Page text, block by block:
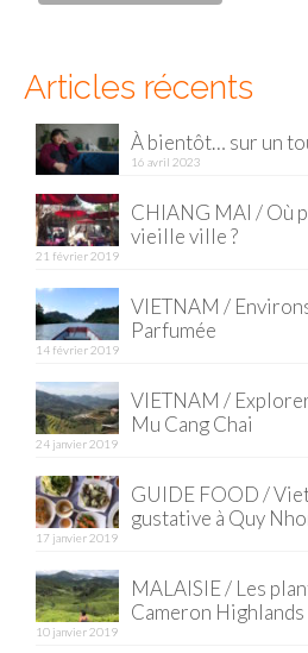
Copenhague
Portugal
Royaume-Uni
ALLEMAGNE
– Munich
BOLIVIE
– Sucre
CHILI
CHINE
Articles récents
À bientôt… sur un
16 avril 2023
CHIANG MAI / Où
vieille ville ?
21 février 2019
VIETNAM /
Parfumée
14 février 2019
VIETNAM /
Mu Cang Chai
24 janvier 2019
GUIDE FOOD /
gustative à Quy
17 janvier 2019
MALAISIE / Les
Cameron Highlands
10 janvier 2019